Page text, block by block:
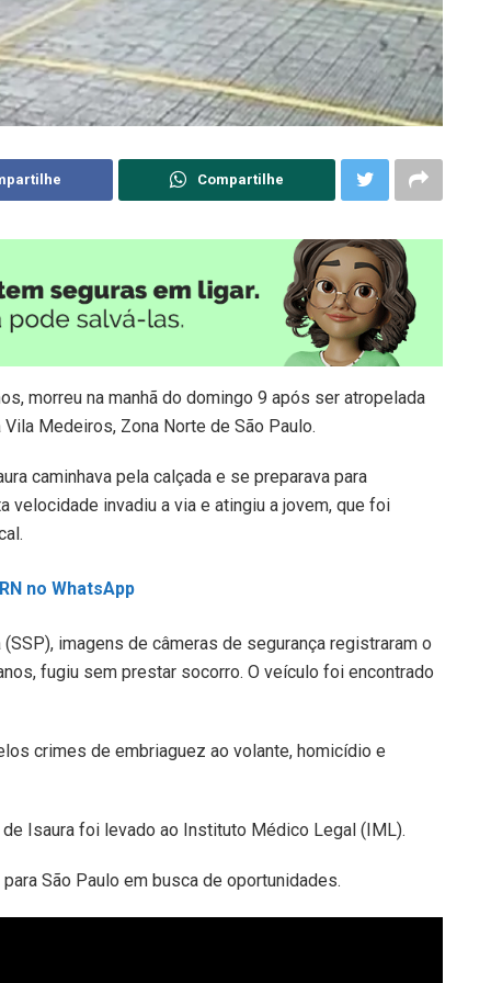
Compartilhe
morreu na manhã do domingo 9 após ser atropelada
Medeiros, Zona Norte de São Paulo.
caminhava pela calçada e se preparava para
velocidade invadiu a via e atingiu a jovem, que foi
no WhatsApp
imagens de câmeras de segurança registraram o
fugiu sem prestar socorro. O veículo foi encontrado
crimes de embriaguez ao volante, homicídio e
Isaura foi levado ao Instituto Médico Legal (IML).
São Paulo em busca de oportunidades.